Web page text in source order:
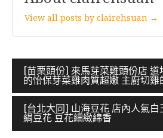
View all posts by clairehsuan →
文
章
導
覽
[苗栗頭份] 來馬芽菜雞頭份店
的怡保芽菜雞肉質超嫩 主廚切雞
[台北大同] 山海豆花 店內人氣
絹豆花 豆花細緻綿香